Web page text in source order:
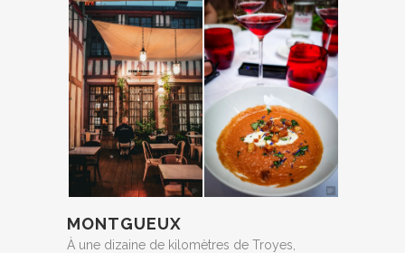
MONTGUEUX
À une dizaine de kilomètres de Troyes,